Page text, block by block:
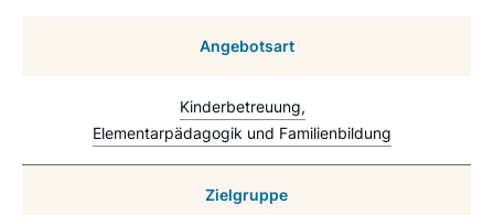
Angebotsart
Kinderbetreuung
Elementarpädagogik und Familienbildung
Zielgruppe